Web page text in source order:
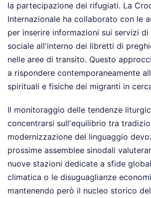
la partecipazione dei rifugiati. La
Internazionale ha collaborato con le
per inserire informazioni sui servizi di
sociale all'interno dei libretti di
nelle aree di transito. Questo
a rispondere contemporaneamente
spirituali e fisiche dei migranti in
Il monitoraggio delle tendenze
concentrarsi sull'equilibrio tra
modernizzazione del linguaggio
prossime assemblee sinodali
nuove stazioni dedicate a sfide
climatica o le disuguaglianze
mantenendo però il nucleo storico